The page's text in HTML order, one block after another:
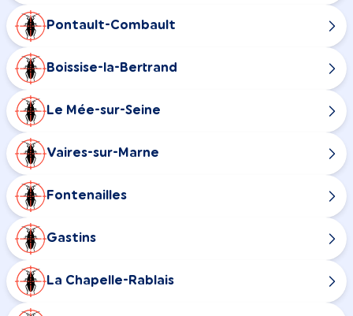
Pontault-Combault
Boissise-la-Bertrand
Le Mée-sur-Seine
Vaires-sur-Marne
Fontenailles
Gastins
La Chapelle-Rablais